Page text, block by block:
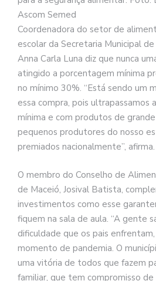
Ascom Semed
Coordenadora do setor de
escolar da Secretaria Municipal
Anna Carla Luna diz que nunca
atingido a porcentagem mínima
no mínimo 30%. “Está sendo um
essa compra, pois ultrapassamos
mínima e com produtos de
pequenos produtores do nosso
premiados nacionalmente”, afirma.
O membro do Conselho de
de Maceió, Josival Batista,
investimentos como esse
fiquem na sala de aula. “A gente
dificuldade que os pais
momento de pandemia. O
uma vitória de todos que fazem
familiar, que tem compromisso